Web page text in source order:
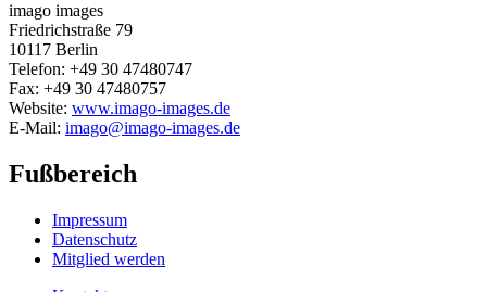
imago images
Friedrichstraße 79
10117 Berlin
Telefon: +49 30 47480747
Fax: +49 30 47480757
Website: www.imago-images.de
E-Mail: imago@imago-images.de
Fußbereich
Impressum
Datenschutz
Mitglied werden